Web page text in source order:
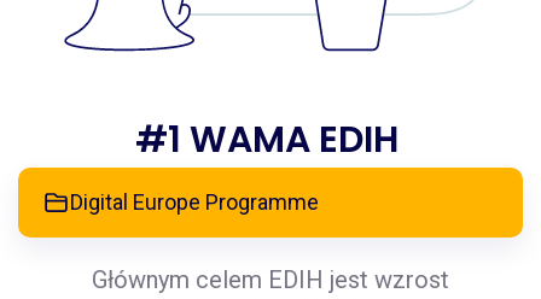
#1 WAMA EDIH
Digital Europe Programme
Głównym celem EDIH jest wzrost